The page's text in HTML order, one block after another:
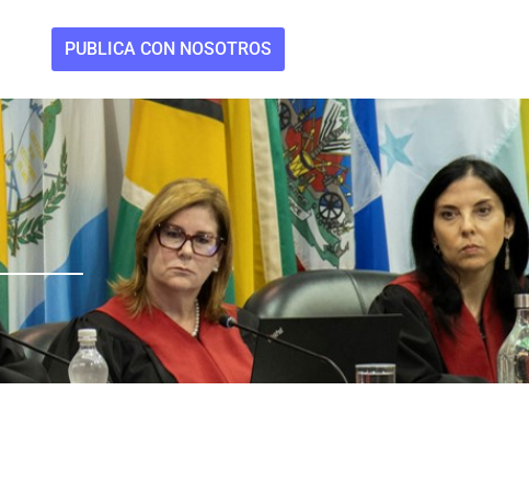
PUBLICA CON NOSOTROS